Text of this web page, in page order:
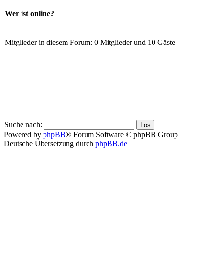
Wer ist online?
Mitglieder in diesem Forum: 0 Mitglieder und 10 Gäste
Suche nach:
Powered by phpBB® Forum Software © phpBB Group
Deutsche Übersetzung durch phpBB.de